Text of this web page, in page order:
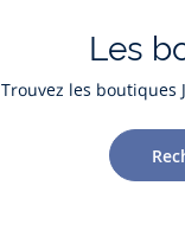
Les
Trouvez les boutiques